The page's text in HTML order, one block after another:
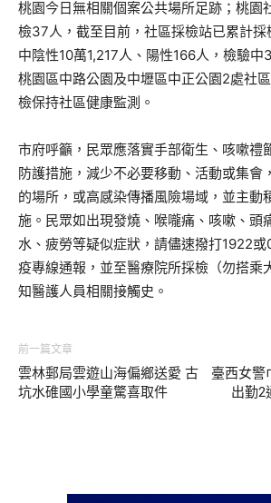
桃園今日無相關個案公共場所足跡；桃園
檢37人，截至目前，社區採檢站已累計
中陰性10萬1,217人、陽性166人，檢驗
桃園區中路公園及中壢區中正公園2處社
檢保持社區健康監測。
市府呼籲，民眾應落實手部衛生、咳嗽禮
防護措施，減少不必要移動、活動或集會
的場所，或高感染傳播風險場域，並主動
施。民眾如出現發燒、喉嚨痛、咳嗽、頭
水、疲勞等疑似症狀，請儘速撥打1922
疫專線通報，並至醫療院所採檢（勿搭乘
知醫護人員相關接觸史。
前一篇文章
雲林郵局雲遊山海偏鄉送愛 古
坑水碓國小學童驚喜取件
臺西女
出勤2